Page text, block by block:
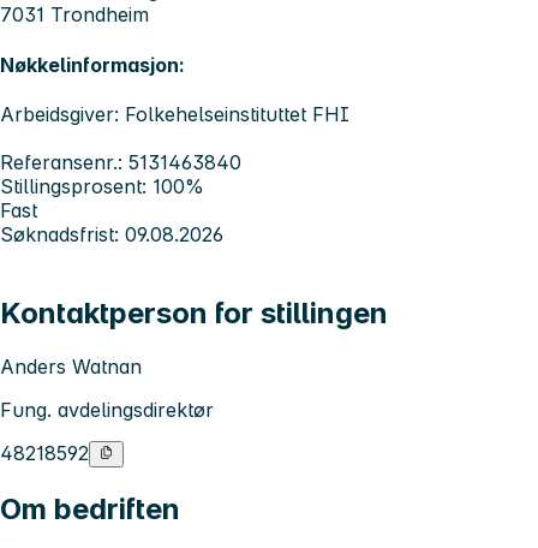
7031 Trondheim
Nøkkelinformasjon:
Arbeidsgiver: Folkehelseinstituttet FHI
Referansenr.: 5131463840
Stillingsprosent: 100%
Fast
Søknadsfrist: 09.08.2026
Kontaktperson for stillingen
Anders Watnan
Fung. avdelingsdirektør
48218592
Om bedriften